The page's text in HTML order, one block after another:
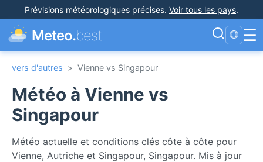
Prévisions météorologiques précises. Voir tous les pays.
Meteo.best 🌐 ☰
vers d'autres > Vienne vs Singapour
Météo à Vienne vs
Singapour
Météo actuelle et conditions clés côte à côte pour
Vienne, Autriche et Singapour, Singapour. Mis à jour